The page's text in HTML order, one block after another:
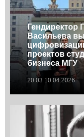
Гендиректор
Васильева
проектов
бизнеса МГУ
20:03 10.04.2026